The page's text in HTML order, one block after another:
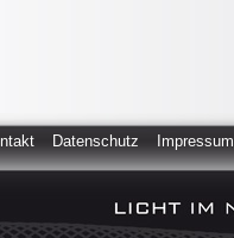
Datenschutz Impressum